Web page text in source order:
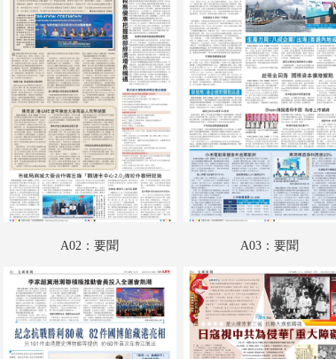
A19：國際
A20：國際
B01：娛樂
B02：體育
B03：魅力衣妝
B04：采風
A02：要聞 A03：要聞